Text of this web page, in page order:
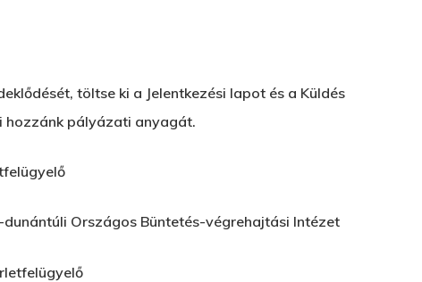
töltse ki a Jelentkezési lapot és a Küldés
pályázati anyagát.
dunántúli Országos Büntetés-végrehajtási Intézet